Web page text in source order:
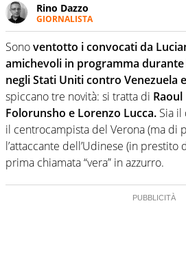
Rino Dazzo
GIORNALISTA
Se mai ci fosse modo di
una nicchia di esperti, lui ne
una svista arbitrale né gli
curve
Sonoventotto i convocati da
amichevoli in programma
negli Stati Uniti contro Venezuela
spiccano tre novità: si tratta di
Folorunsho e Lorenzo Lucca. Sia
il centrocampista del Verona (ma di
l’attaccante dell’Udinese (in prestito
prima chiamata “vera” in azzurro.